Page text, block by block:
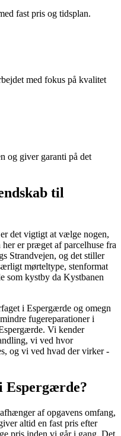
fast pris og tidsplan.
med fokus på kvalitet
og giver garanti på det
til
det vigtigt at vælge nogen,
er præget af parcelhuse fra
Strandvejen, og det stiller
mørteltype, stenformat
som kystby da Kystbanen
i Espergærde og omegn
fugereparationer i
Vi kender
vi ved hvor
og vi ved hvad der virker -
Espergærde?
af opgavens omfang,
altid en fast pris efter
pris inden vi går i gang. Det